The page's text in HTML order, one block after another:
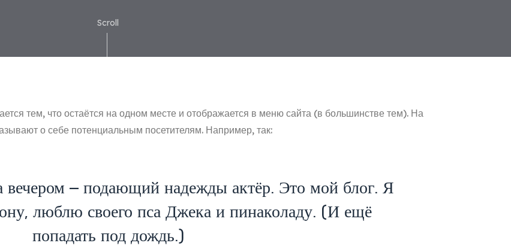
Scroll
тем, что остаётся на одном месте и отображается в меню сайта (в большинстве тем). На
о себе потенциальным посетителям. Например, так:
вечером — подающий надежды актёр. Это мой блог. Я
люблю своего пса Джека и пинаколаду. (И ещё
попадать под дождь.)